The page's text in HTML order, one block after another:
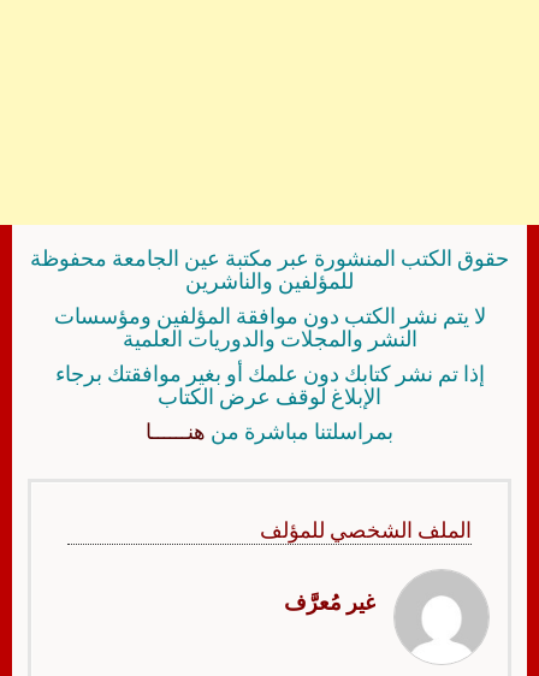
حقوق الكتب المنشورة عبر مكتبة عين الجامعة محفوظة
للمؤلفين والناشرين
لا يتم نشر الكتب دون موافقة المؤلفين ومؤسسات
النشر والمجلات والدوريات العلمية
إذا تم نشر كتابك دون علمك أو بغير موافقتك برجاء
الإبلاغ لوقف عرض الكتاب
بمراسلتنا مباشرة من هنــــــا
الملف الشخصي للمؤلف
غير مُعرَّف